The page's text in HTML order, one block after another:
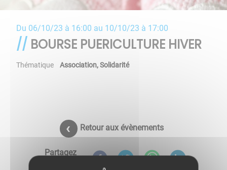
Du 06/10/23 à 16:00 au 10/10/23 à 17:00
BOURSE PUERICULTURE HIVER
Thématique Association,Solidarité
Retour aux évènements
Partagez